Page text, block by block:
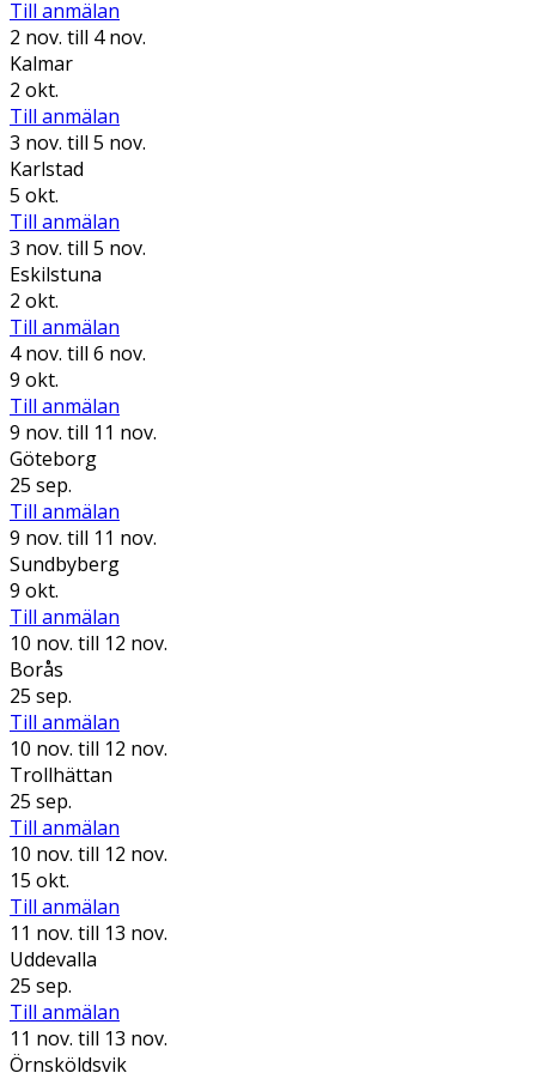
Till anmälan
2 nov. till 4 nov.
Kalmar
2 okt.
Till anmälan
3 nov. till 5 nov.
Karlstad
5 okt.
Till anmälan
3 nov. till 5 nov.
Eskilstuna
2 okt.
Till anmälan
4 nov. till 6 nov.
9 okt.
Till anmälan
9 nov. till 11 nov.
Göteborg
25 sep.
Till anmälan
9 nov. till 11 nov.
Sundbyberg
9 okt.
Till anmälan
10 nov. till 12 nov.
Borås
25 sep.
Till anmälan
10 nov. till 12 nov.
Trollhättan
25 sep.
Till anmälan
10 nov. till 12 nov.
15 okt.
Till anmälan
11 nov. till 13 nov.
Uddevalla
25 sep.
Till anmälan
11 nov. till 13 nov.
Örnsköldsvik